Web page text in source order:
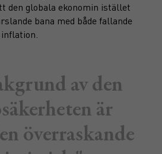
den globala ekonomin istället
bana med både fallande
av den
är
överraskande